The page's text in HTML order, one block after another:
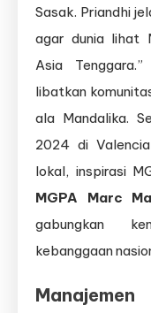
Sasak. Priandhi
agar dunia lihat
Asia
libatkan
ala Mandalika.
2024 di
lokal, inspirasi
MGPA Marc
gabungkan
kebanggaan